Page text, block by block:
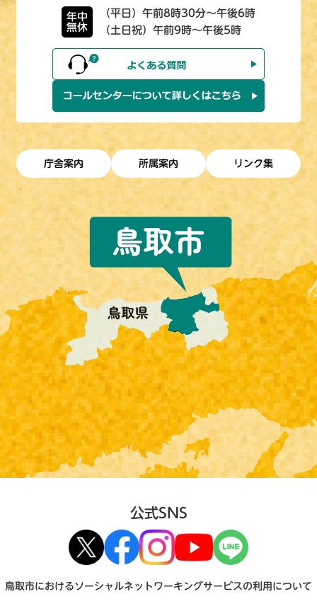
年中
無休
（平日）午前8時30分～午後6時
（土日祝）午前9時～午後5時
庁舎案内 所属案内 リンク集
公式SNS
鳥取市におけるソーシャルネットワーキングサービスの利用について